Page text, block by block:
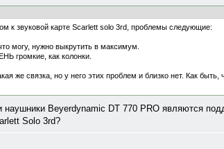
к звуковой карте Scarlett solo 3rd, проблемы следующие:
могу, нужно выкрутить в максимум.
громкие, как колонки.
же связка, но у него этих проблем и близко нет. Как быть,
Beyerdynamic DT 770 PRO являются
Solo 3rd?